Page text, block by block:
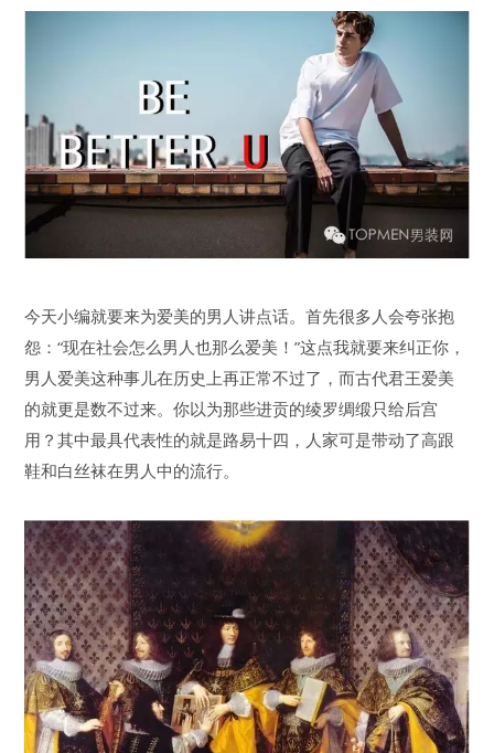
今天小编就要来为爱美的男人讲点话。首先很多人会夸张抱
怨：“现在社会怎么男人也那么爱美！”这点我就要来纠正你，
男人爱美这种事儿在历史上再正常不过了，而古代君王爱美
的就更是数不过来。你以为那些进贡的绫罗绸缎只给后宫
用？其中最具代表性的就是路易十四，人家可是带动了高跟
鞋和白丝袜在男人中的流行。